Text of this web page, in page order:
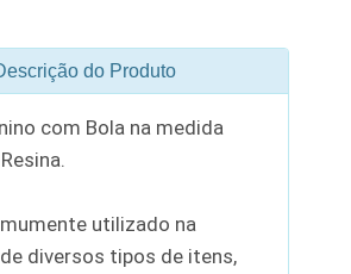
do Produto
com Bola na medida
utilizado na
diversos tipos de itens,